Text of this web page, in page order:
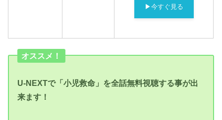
▶今すぐ見る
オススメ！
U-NEXTで「小児救命」を全話無料視聴する事が出
来ます！